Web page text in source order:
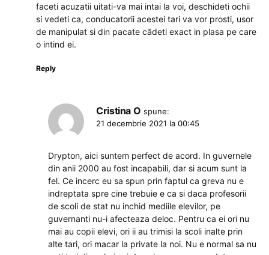
faceti acuzatii uitati-va mai intai la voi, deschideti ochii
si vedeti ca, conducatorii acestei tari va vor prosti, usor
de manipulat si din pacate cădeti exact in plasa pe care
o intind ei.
Reply
Cristina O spune:
21 decembrie 2021 la 00:45
Drypton, aici suntem perfect de acord. In guvernele
din anii 2000 au fost incapabili, dar si acum sunt la
fel. Ce incerc eu sa spun prin faptul ca greva nu e
indreptata spre cine trebuie e ca si daca profesorii
de scoli de stat nu inchid mediile elevilor, pe
guvernanti nu-i afecteaza deloc. Pentru ca ei ori nu
mai au copii elevi, ori ii au trimisi la scoli inalte prin
alte tari, ori macar la private la noi. Nu e normal sa nu